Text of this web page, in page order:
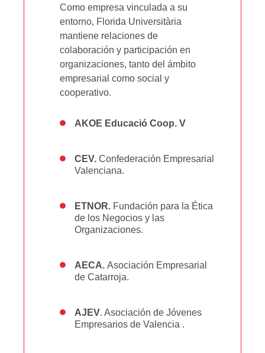
Como empresa vinculada a su
entorno, Florida Universitària
mantiene relaciones de
colaboración y participación en
organizaciones, tanto del ámbito
empresarial como social y
cooperativo.
AKOE Educació Coop. V
CEV. Confederación Empresarial
Valenciana.
ETNOR. Fundación para la Ética
de los Negocios y las
Organizaciones.
AECA. Asociación Empresarial
de Catarroja.
AJEV. Asociación de Jóvenes
Empresarios de Valencia .